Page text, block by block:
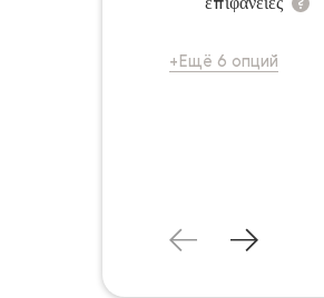
επιφάνειες
+Ещё 6 опций